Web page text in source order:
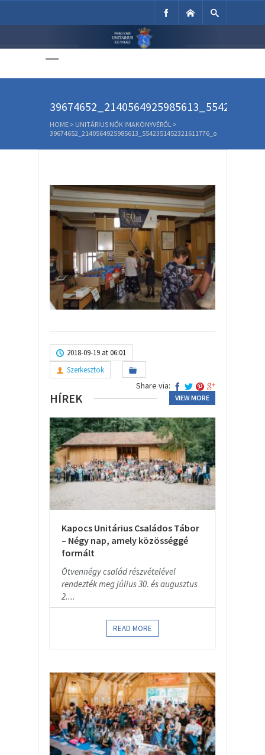
Unitárius Egyház
HOME > UNITÁRIUS NŐK IMAKÖNYVÉRŐL >
39674652_2140564925985613_5542351452321611776_o
2018-09-19 at 06:01
Szerkesztok
Share via:
HÍREK VIEW MORE
Kapocs Unitárius Családos Tábor
– Négy nap, amely közösséggé
formált
Ötvennégy család részvételével
rendezték meg július 30. és augusztus
2....
READ MORE